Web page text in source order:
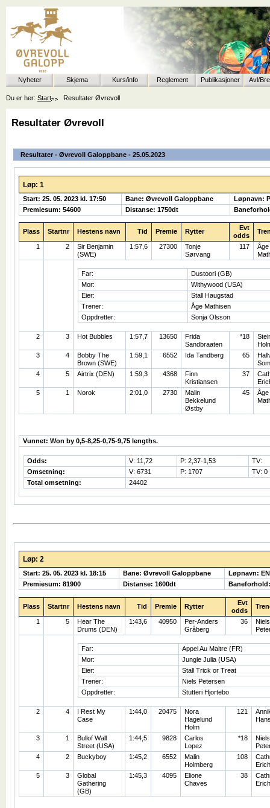
Nyheter Skjema Kurs/info Reglement Publikasjoner Avl/
Du er her: Start Resultater Øvrevoll
Resultater Øvrevoll
Resultater - Øvrevoll Galoppbane - 25.05.2023
Løp: 1
Start: 25. 05. 2023 kl. 17:50 Bane: Øvrevoll Galoppbane
Løpnavn:
Premiesum: 54600
Distanse: 1750dt
Plass Startnr Hestens navn Tid Premie Rytter
Evt
odds
1 2
Sir Benjamin
(SWE)
1:57,6 27300
Tonje
Sørvang
117
Åge
Far:
Dustoori (GB)
Mor:
Withywood (USA)
Eier:
Stall Haugstad
Trener:
Åge Mathisen
Oppdretter:
Sonja Olsson
2 3 Hot Bubbles 1:57,7 13650
Frida
Sandbraaten
*18
3
4
Bobby The
Brown (SWE)
1:59,1 6552 Ida Tandberg 65
4
5 Airtrix (DEN) 1:59,3 4368
Finn
Kristiansen
37
5
1 Norok 2:01,0 2730
Malin
Bekkelund
Østby
45
Åge
Vunnet: Won by 0,5-8,25-0,75-9,75 lengths.
Odds: V: 11,72 P: 2,37-1,53
TV:
Omsetning:
V: 6731 P: 1707
TV: 0
Total omsetning:
24402
Løp: 2
Start: 25. 05. 2023 kl. 18:15 Bane: Øvrevoll Galoppbane
Løpnavn:
Premiesum: 81900
Distanse: 1600dt
Plass Startnr Hestens navn Tid Premie Rytter
Evt
odds
1 5
Hear The
Drums (DEN)
1:43,6 40950
Per-Anders
Gråberg
36
Niels
Far:
Appel Au Maitre (FR)
Mor:
Jungle Julia (USA)
Eier:
Stall Trick or Treat
Trener:
Niels Petersen
Oppdretter:
Stutteri Hjortebo
2 4
I Rest My
Case
1:44,0 20475
Nora
Hagelund
Holm
121
3 1
Bullof Wall
Street (USA)
1:44,5 9828
Carlos
Lopez
*18
Niels
4
2 Buckyboy 1:45,2 6552
Malin
Holmberg
108
5
3
Global
Gathering
(GB)
1:45,3 4095
Elione
Chaves
38